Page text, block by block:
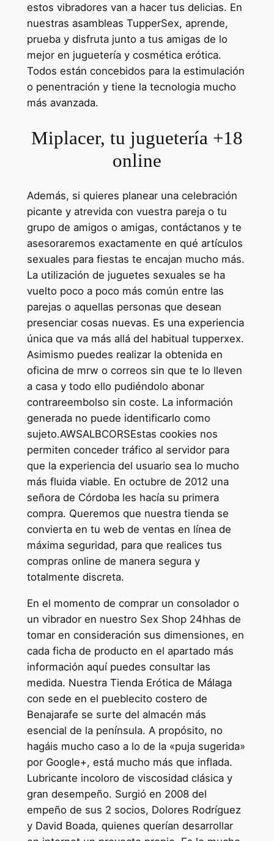
estos vibradores van a hacer tus delicias. En
nuestras asambleas TupperSex, aprende,
prueba y disfruta junto a tus amigas de lo
mejor en juguetería y cosmética erótica.
Todos están concebidos para la estimulación
o penentración y tiene la tecnologia mucho
más avanzada.
Miplacer, tu juguetería +18
online
Además, si quieres planear una celebración
picante y atrevida con vuestra pareja o tu
grupo de amigos o amigas, contáctanos y te
asesoraremos exactamente en qué artículos
sexuales para fiestas te encajan mucho más.
La utilización de juguetes sexuales se ha
vuelto poco a poco más común entre las
parejas o aquellas personas que desean
presenciar cosas nuevas. Es una experiencia
única que va más allá del habitual tupperxex.
Asimismo puedes realizar la obtenida en
oficina de mrw o correos sin que te lo lleven
a casa y todo ello pudiéndolo abonar
contrareembolso sin coste. La información
generada no puede identificarlo como
sujeto.AWSALBCORSEstas cookies nos
permiten conceder tráfico al servidor para
que la experiencia del usuario sea lo mucho
más fluida viable. En octubre de 2012 una
señora de Córdoba les hacía su primera
compra. Queremos que nuestra tienda se
convierta en tu web de ventas en línea de
máxima seguridad, para que realices tus
compras online de manera segura y
totalmente discreta.
En el momento de comprar un consolador o
un vibrador en nuestro Sex Shop 24hhas de
tomar en consideración sus dimensiones, en
cada ficha de producto en el apartado más
información aquí puedes consultar las
medida. Nuestra Tienda Erótica de Málaga
con sede en el pueblecito costero de
Benajarafe se surte del almacén más
esencial de la península. A propósito, no
hagáis mucho caso a lo de la «puja sugerida»
por Google+, está mucho más que inflada.
Lubricante incoloro de viscosidad clásica y
gran desempeño. Surgió en 2008 del
empeño de sus 2 socios, Dolores Rodríguez
y David Boada, quienes querían desarrollar